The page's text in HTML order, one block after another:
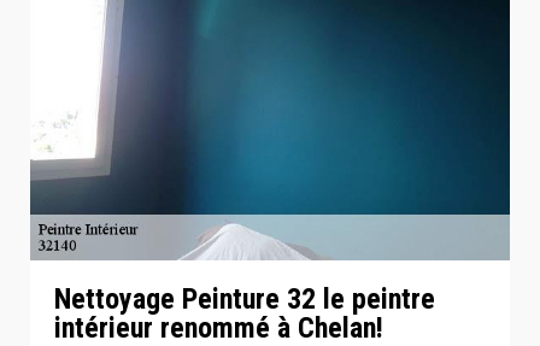
Nettoyage Peinture 32 le peintre
intérieur renommé à Chelan!